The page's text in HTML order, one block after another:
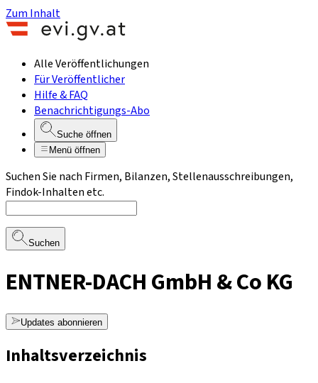
Zum Inhalt
Alle Veröffentlichungen
Für Veröffentlicher
Hilfe & FAQ
Benachrichtigungs-Abo
Suche öffnen
Menü öffnen
Suchen Sie nach Firmen, Bilanzen, Stellenausschreibungen,
Findok-Inhalten etc.
Suchen
ENTNER-DACH GmbH & Co KG
Updates abonnieren
Inhaltsverzeichnis